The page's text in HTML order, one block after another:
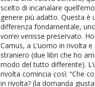
scelto di incanalare
genere più adatto. Questa è
differenza fondamentale,
vorrei venisse preservato.
Camus, a L’uomo in rivolta e
straniero (due libri che ho
modo del tutto differente).
rivolta comincia così: “Che
in rivolta? (la domanda